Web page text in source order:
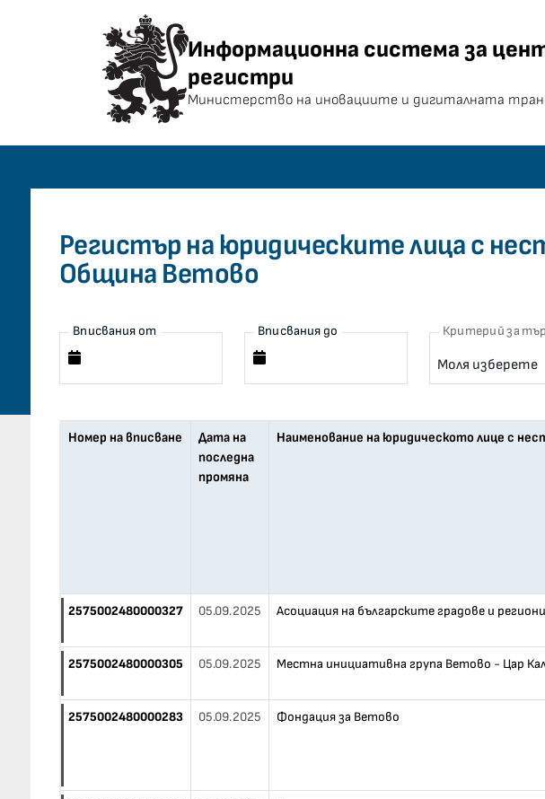
Информационна система за
Информационна система за
регистри
Министерство на иновациите и дигиталната
Регистър на юридическите лица с
Община Ветово
Вписвания от Вписвания до Критерий за
Номер на вписване
Дата на
последна
промяна
Наименование на юридическото лице с
2575002480000327 05.09.2025 Асоциация на българските градове и региони
2575002480000305 05.09.2025 Местна инициативна група Ветово - Цар
2575002480000283 05.09.2025 Фондация за Ветово